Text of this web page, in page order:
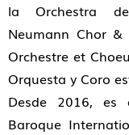
la Orchestra
Neumann Chor &
Orchestre et
Orquesta y Coro
Desde 2016, es
Baroque